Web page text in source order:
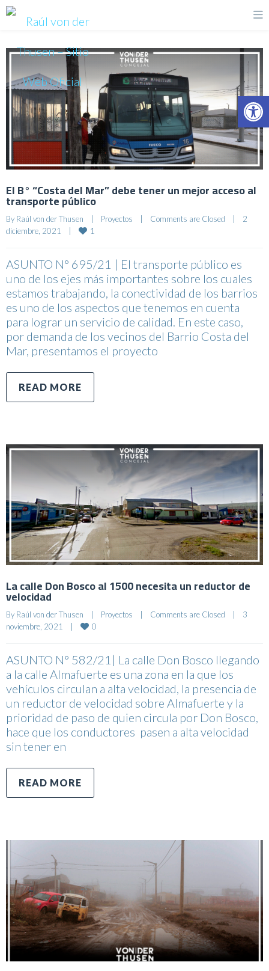
El B° “Costa del Mar” debe tener un mejor acceso al
transporte público
By Raúl von der Thusen | Proyectos | Comments are Closed |
2
diciembre, 2021
| 1
ASUNTO N° 695/21 | El transporte público es
uno de los ejes más importantes sobre los cuales
estamos trabajando, la conectividad de los barrios
es uno de los aspectos que tenemos en cuenta
para lograr un servicio de calidad. En este caso,
por demanda de los vecinos del Barrio Costa del
Mar, presentamos el proyecto
READ MORE
La calle Don Bosco al 1500 necesita un reductor de
velocidad
By Raúl von der Thusen Proyectos Comments are Closed
3
noviembre, 2021
0
ASUNTO N° 582/21| La calle Don Bosco llegando
a la calle Almafuerte es una zona en la que los
vehículos circulan a alta velocidad, la presencia de
un reductor de velocidad sobre Almafuerte y la
prioridad de paso de quien circula por Don Bosco,
hace que los conductores pasen a alta velocidad
sin tener en
READ MORE